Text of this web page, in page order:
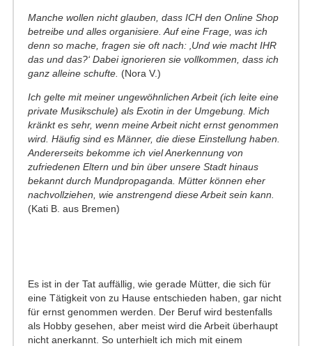
Manche wollen nicht glauben, dass ICH den Online Shop
betreibe und alles organisiere. Auf eine Frage, was ich
denn so mache, fragen sie oft nach: ‚Und wie macht IHR
das und das?‘ Dabei ignorieren sie vollkommen, dass ich
ganz alleine schufte. (Nora V.)
Ich gelte mit meiner ungewöhnlichen Arbeit (ich leite eine
private Musikschule) als Exotin in der Umgebung. Mich
kränkt es sehr, wenn meine Arbeit nicht ernst genommen
wird. Häufig sind es Männer, die diese Einstellung haben.
Andererseits bekomme ich viel Anerkennung von
zufriedenen Eltern und bin über unsere Stadt hinaus
bekannt durch Mundpropaganda. Mütter können eher
nachvollziehen, wie anstrengend diese Arbeit sein kann.
(Kati B. aus Bremen)
Es ist in der Tat auffällig, wie gerade Mütter, die sich für
eine Tätigkeit von zu Hause entschieden haben, gar nicht
für ernst genommen werden. Der Beruf wird bestenfalls
als Hobby gesehen, aber meist wird die Arbeit überhaupt
nicht anerkannt. So unterhielt ich mich mit einem